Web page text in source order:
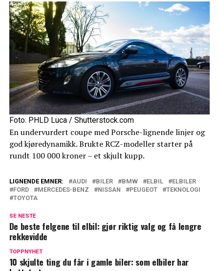
Foto: PHLD Luca / Shutterstock.com
En undervurdert coupe med Porsche-lignende linjer og
god kjøredynamikk. Brukte RCZ-modeller starter på
rundt 100 000 kroner – et skjult kupp.
LIGNENDE EMNER: AUDI BILER BMW ELBIL
ELBILER
FORD
MERCEDES-BENZ NISSAN PEUGEOT
TEKNOLOGI
TOYOTA
SE NESTE
De beste felgene til elbil: gjør riktig valg og få lengre
rekkevidde
TOPPNYHET
10 skjulte ting du får i gamle biler: som elbiler har